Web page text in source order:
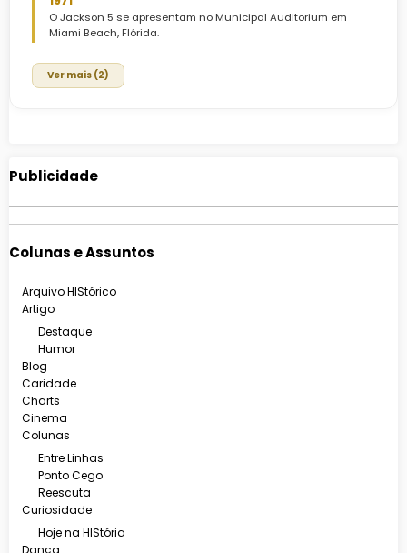
O Jackson 5 se apresentam no Municipal Auditorium em
Miami Beach, Flórida.
Ver mais (2)
Publicidade
Colunas e Assuntos
Arquivo HIStórico
Artigo
Destaque
Humor
Blog
Caridade
Charts
Cinema
Colunas
Entre Linhas
Ponto Cego
Reescuta
Curiosidade
Hoje na HIStória